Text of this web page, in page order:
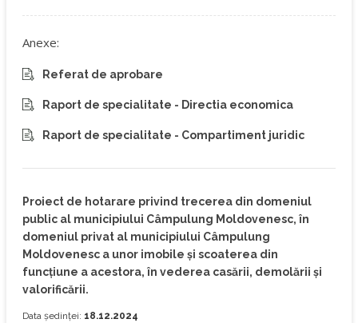
Anexe:
Referat de aprobare
Raport de specialitate - Directia economica
Raport de specialitate - Compartiment juridic
Proiect de hotarare privind trecerea din domeniul
public al municipiului Câmpulung Moldovenesc, în
domeniul privat al municipiului Câmpulung
Moldovenesc a unor imobile și scoaterea din
funcțiune a acestora, în vederea casării, demolării și
valorificării.
Data ședinței: 18.12.2024